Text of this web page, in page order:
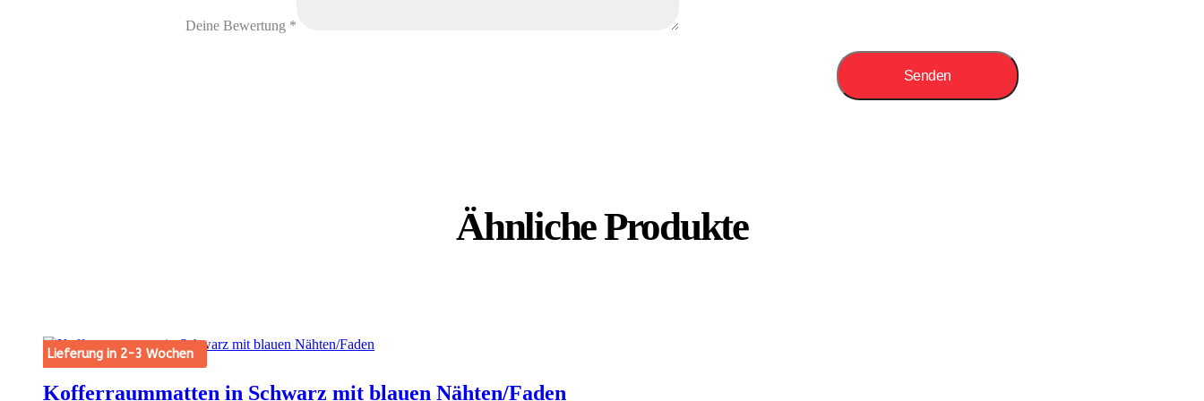
Deine Bewertung *
Ähnliche Produkte
Lieferung in 2-3 Wochen
Kofferraummatten in Schwarz mit blauen Nähten/Faden